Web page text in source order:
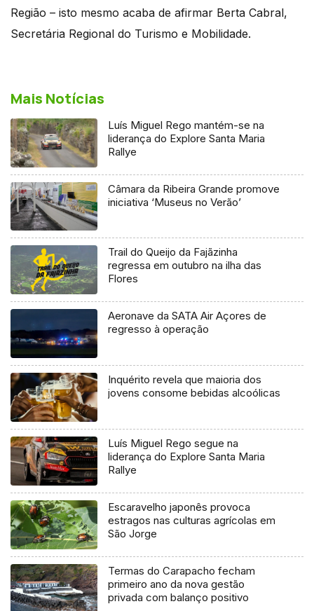
Região – isto mesmo acaba de afirmar Berta Cabral,
Secretária Regional do Turismo e Mobilidade.
Mais Notícias
Luís Miguel Rego mantém-se na
liderança do Explore Santa Maria
Rallye
Câmara da Ribeira Grande promove
iniciativa ‘Museus no Verão’
Trail do Queijo da Fajãzinha
regressa em outubro na ilha das
Flores
Aeronave da SATA Air Açores de
regresso à operação
Inquérito revela que maioria dos
jovens consome bebidas alcoólicas
Luís Miguel Rego segue na
liderança do Explore Santa Maria
Rallye
Escaravelho japonês provoca
estragos nas culturas agrícolas em
São Jorge
Termas do Carapacho fecham
primeiro ano da nova gestão
privada com balanço positivo